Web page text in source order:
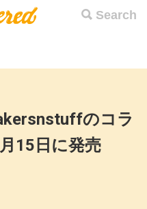
Search
のコラ
15日に発売